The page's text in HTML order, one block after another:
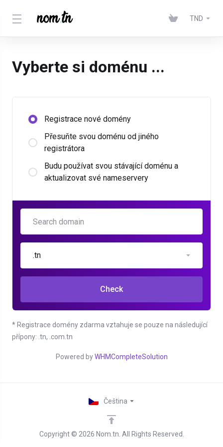
TND
Vyberte si doménu ...
Registrace nové domény
Přesuňte svou doménu od jiného
registrátora
Budu používat svou stávající doménu a
aktualizovat své nameservery
.tn
Check
* Registrace domény zdarma vztahuje se pouze na následující
přípony: .tn, .com.tn
Powered byWHMCompleteSolution
Copyright © 2026 Nom.tn. All Rights Reserved.
Čeština